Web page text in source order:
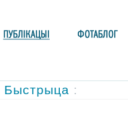
Быстрыца :